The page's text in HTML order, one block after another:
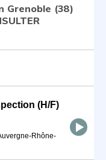
Grenoble (38)
(H/F)
Rhône-